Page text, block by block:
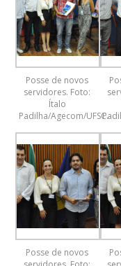
Posse de novos
servidores. Foto:
Ítalo
Padilha/Agecom/UFSC.
Posse de novos